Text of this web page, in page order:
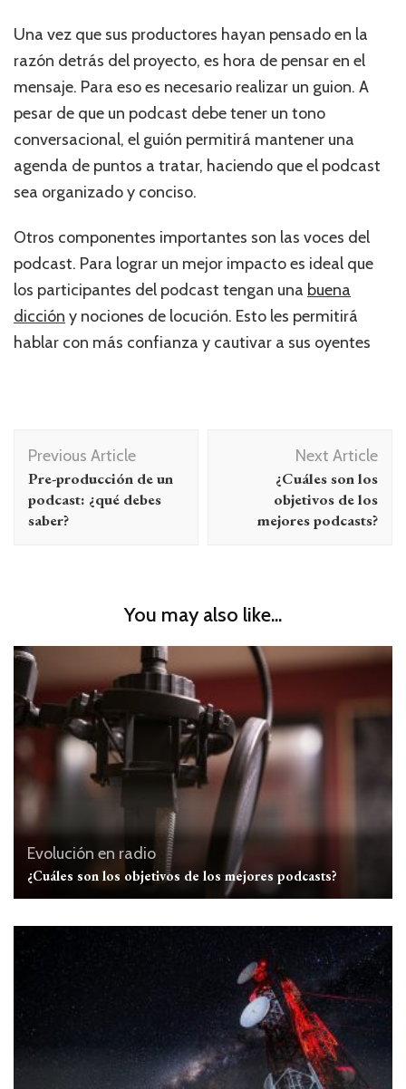
Una vez que sus productores hayan pensado en la
razón detrás del proyecto, es hora de pensar en el
mensaje. Para eso es necesario realizar un guion. A
pesar de que un podcast debe tener un tono
conversacional, el guión permitirá mantener una
agenda de puntos a tratar, haciendo que el podcast
sea organizado y conciso.
Otros componentes importantes son las voces del
podcast. Para lograr un mejor impacto es ideal que
los participantes del podcast tengan una buena
dicción y nociones de locución. Esto les permitirá
hablar con más confianza y cautivar a sus oyentes
Post
Navigation
Previous Article
Pre-producción de un
podcast: ¿qué debes
saber?
Next Article
¿Cuáles son los
objetivos de los
mejores podcasts?
You may also like...
Evolución en radio
¿Cuáles son los objetivos de los mejores podcasts?